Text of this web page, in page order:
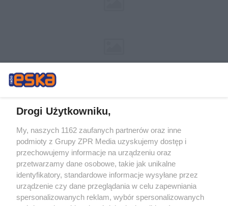
Żaden utwór zamieszczony w serwisie nie może być powielany i
rozpowszechniany lub dalej rozpowszechniany w jakikolwiek sposób (w
tym także elektroniczny lub mechaniczny) na jakimkolwiek polu
eksploatacji w jakiejkolwiek formie, włącznie z umieszczaniem w Internecie
bez pisemnej zgody właściciela praw. Jakiekolwiek użycie lub
wykorzystanie utworów w całości lub w części z naruszeniem prawa, tzn.
bez właściwej zgody, jest zabronione pod groźbą kary i może być ścigane
prawnie.
Drogi Użytkowniku,
My, naszych 1162 zaufanych partnerów oraz inne
podmioty z Grupy ZPR Media uzyskujemy dostęp i
przechowujemy informacje na urządzeniu oraz
przetwarzamy dane osobowe, takie jak unikalne
identyfikatory, standardowe informacje wysyłane przez
urządzenie czy dane przeglądania w celu zapewniania
spersonalizowanych reklam, wybór spersonalizowanych